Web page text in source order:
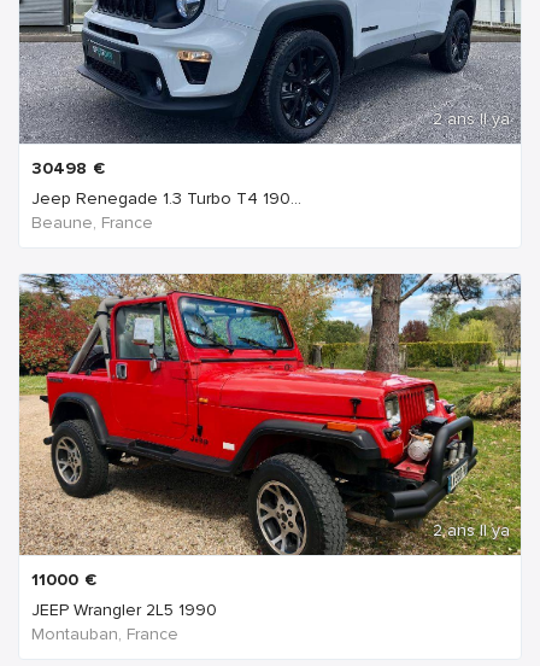
2 ans Il ya
30498 €
Jeep Renegade 1.3 Turbo T4 190...
Beaune, France
2 ans Il ya
11000 €
JEEP Wrangler 2L5 1990
Montauban, France